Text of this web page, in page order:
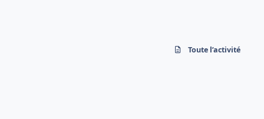
Toute l’activité